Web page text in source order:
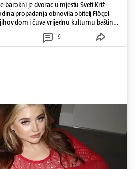
barokni je dvorac u mjestu Sveti Križ
propadanja obnovila obitelj Flögel-
dom i čuva vrijednu kulturnu baštinu
9